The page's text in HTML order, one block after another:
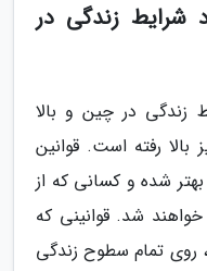
شرایط زندگی در
زندگی در چین و بالا
بالا رفته است. قوانین
شده و کسانی که از
خواهند شد. قوانینی که
تمام سطوح زندگی